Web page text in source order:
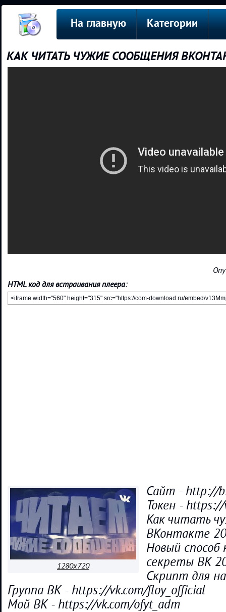
На главную Категории
КАК ЧИТАТЬ ЧУЖИЕ СООБЩЕНИЯ
HTML код для встраивания плеера:
1280x720
Сайт - http://
Токен -
Как читать
ВКонтакте
Новый способ
секреты ВК
Скрипт для
Группа ВК - https://vk.com/floy_official
Мой ВК - https://vk.com/ofyt_adm